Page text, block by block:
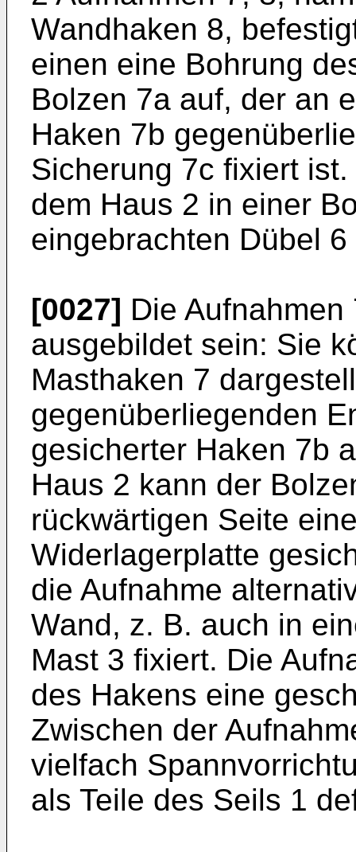
Wandhaken 8,
einen eine Bohrung
Bolzen 7a auf, der an
Haken 7b
Sicherung 7c fixiert
dem Haus 2 in einer
eingebrachten Dübel
[0027] Die
ausgebildet sein: Sie
Masthaken 7
gegenüberliegenden
gesicherter Haken 7b
Haus 2 kann der
rückwärtigen Seite
Widerlagerplatte
die Aufnahme
Wand, z. B. auch in
Mast 3 fixiert. Die
des Hakens eine
Zwischen der
vielfach
als Teile des Seils 1